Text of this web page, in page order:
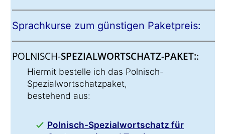
Sprachkurse zum günstigen Paketpreis:
POLNISCH-SPEZIALWORTSCHATZ-PAKET::
Hiermit bestelle ich das Polnisch-
Spezialwortschatzpaket,
bestehend aus:
Polnisch-Spezialwortschatz für